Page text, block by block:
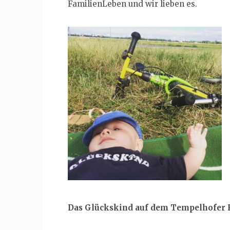
FamilienLeben und wir lieben es.
Das Glückskind auf dem Tempelhofer